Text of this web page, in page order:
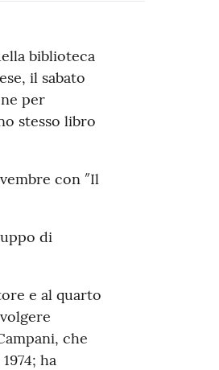
biblioteca
il sabato
per
stesso libro
con ″Il
di
e al quarto
che
ha